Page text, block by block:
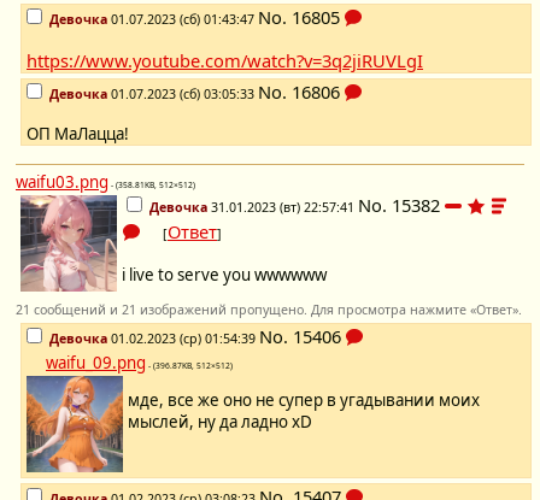
Девочка 01.07.2023 (сб) 01:43:47 No. 16805
https://www.youtube.com/watch?v=3q2jiRUVLgI
Девочка 01.07.2023 (сб) 03:05:33 No. 16806
ОП МаЛацца!
waifu03.png - (358.81KB, 512×512)
Девочка 31.01.2023 (вт) 22:57:41 No. 15382
[Ответ]
i live to serve you wwwwww
21 сообщений и 21 изображений пропущено. Для просмотра нажмите «Ответ».
Девочка 01.02.2023 (ср) 01:54:39 No. 15406
waifu_09.png - (396.87KB, 512×512)
мде, все же оно не супер в угадывании моих
мыслей, ну да ладно xD